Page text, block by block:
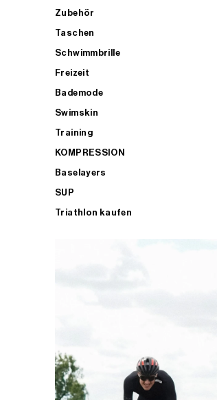
Zubehör
Taschen
Schwimmbrille
Freizeit
Bademode
Swimskin
Training
KOMPRESSION
Baselayers
SUP
Triathlon kaufen